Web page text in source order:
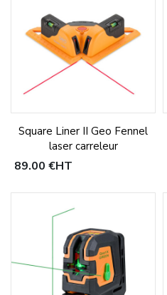
Square Liner II Geo Fennel
laser carreleur
89,00 €HT